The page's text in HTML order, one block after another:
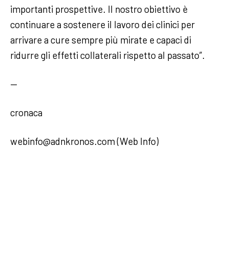
importanti prospettive. Il nostro obiettivo è
continuare a sostenere il lavoro dei clinici per
arrivare a cure sempre più mirate e capaci di
ridurre gli effetti collaterali rispetto al passato”.
—
cronaca
webinfo@adnkronos.com (Web Info)